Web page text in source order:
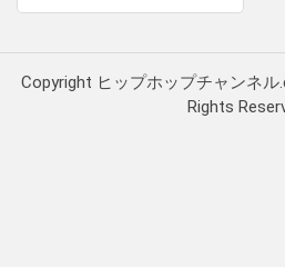
Copyright ヒップホップチャンネ
Rights